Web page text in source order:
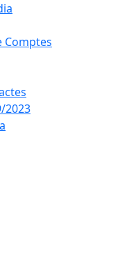
Comptes
2023